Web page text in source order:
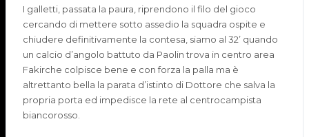
I galletti, passata la paura, riprendono il filo del gioco
cercando di mettere sotto assedio la squadra ospite e
chiudere definitivamente la contesa, siamo al 32’ quando
un calcio d’angolo battuto da Paolintrova in centro area
Fakirche colpisce bene e con forza la palla ma è
altrettanto bella la parata d’istinto di Dottore che salva la
propria porta ed impedisce la rete al centrocampista
biancorosso.